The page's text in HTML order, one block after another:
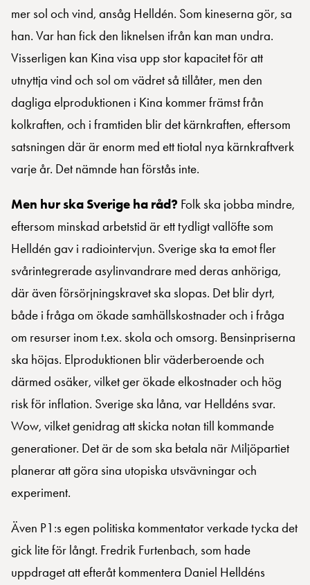
mer sol och vind, ansåg Helldén. Som kineserna gör, sa
han. Var han fick den liknelsen ifrån kan man undra.
Visserligen kan Kina visa upp stor kapacitet för att
utnyttja vind och sol om vädret så tillåter, men den
dagliga elproduktionen i Kina kommer främst från
kolkraften, och i framtiden blir det kärnkraften, eftersom
satsningen där är enorm med ett tiotal nya kärnkraftverk
varje år. Det nämnde han förstås inte.
Men hur ska Sverige ha råd? Folk ska jobba mindre,
eftersom minskad arbetstid är ett tydligt vallöfte som
Helldén gav i radiointervjun. Sverige ska ta emot fler
svårintegrerade asylinvandrare med deras anhöriga,
där även försörjningskravet ska slopas. Det blir dyrt,
både i fråga om ökade samhällskostnader och i fråga
om resurser inom t.ex. skola och omsorg. Bensinpriserna
ska höjas. Elproduktionen blir väderberoende och
därmed osäker, vilket ger ökade elkostnader och hög
risk för inflation. Sverige ska låna, var Helldéns svar.
Wow, vilket genidrag att skicka notan till kommande
generationer. Det är de som ska betala när Miljöpartiet
planerar att göra sina utopiska utsvävningar och
experiment.
Även P1:s egen politiska kommentator verkade tycka det
gick lite för långt. Fredrik Furtenbach, som hade
uppdraget att efteråt kommentera Daniel Helldéns